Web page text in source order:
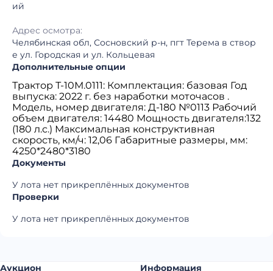
ий
Адрес осмотра:
Челябинская обл, Сосновский р-н, пгт Терема в створ
е ул. Городская и ул. Кольцевая
Дополнительные опции
Трактор Т-10М.0111: Комплектация: базовая Год
выпуска: 2022 г. без наработки моточасов .
Модель, номер двигателя: Д-180 №0113 Рабочий
объем двигателя: 14480 Мощность двигателя:132
(180 л.с.) Максимальная конструктивная
скорость, км/ч: 12,06 Габаритные размеры, мм:
4250*2480*3180
Документы
У лота нет прикреплённых документов
Проверки
У лота нет прикреплённых документов
Аукцион Информация